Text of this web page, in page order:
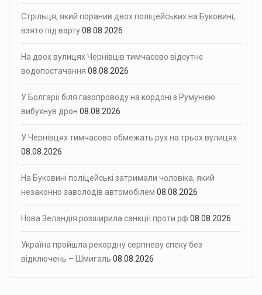
Стрільця, який поранив двох поліцейських на Буковині,
взято під варту08.08.2026
На двох вулицях Чернівців тимчасово відсутнє
водопостачання 08.08.2026
У Болгарії біля газопроводу на кордоні з Румунією
вибухнув дрон 08.08.2026
У Чернівцях тимчасово обмежать рух на трьох вулицях
08.08.2026
На Буковині поліцейські затримали чоловіка, який
незаконно заволодів автомобілем 08.08.2026
Нова Зеландія розширила санкції проти рф 08.08.2026
Україна пройшла рекордну серпневу спеку без
відключень – Шмигаль 08.08.2026